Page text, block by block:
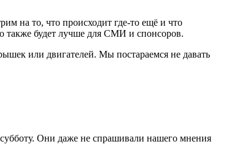
на то, что происходит где-то ещё и что
также будет лучше для СМИ и спонсоров.
или двигателей. Мы постараемся не давать
Они даже не спрашивали нашего мнения